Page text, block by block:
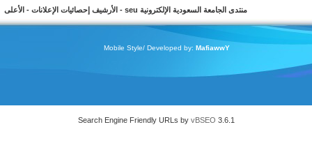
منتدى الجامعة السعودية الإلكترونية seu - الأرشيف إحصائيات الإعلانات- الأعلى
Mobile Style/ Developed by:MafiawwY
Search Engine Friendly URLs byvBSEO 3.6.1